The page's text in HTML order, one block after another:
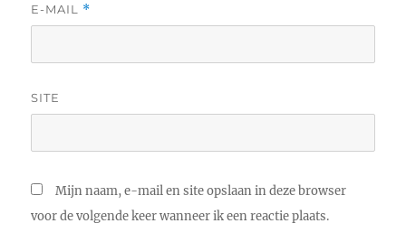
E-MAIL *
SITE
Mijn naam, e-mail en site opslaan in deze browser
voor de volgende keer wanneer ik een reactie plaats.